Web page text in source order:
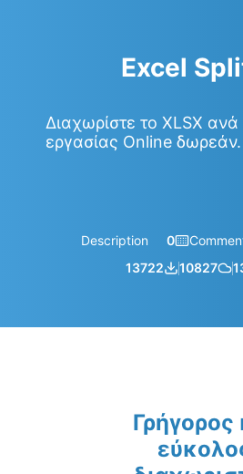
Excel
Διαχωρίστε το XLSX
εργασίας Online δωρεάν.
Description 0
13722
10827
Γρήγορος